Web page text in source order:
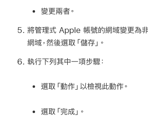
變更兩者。
將管理式 Apple 帳號的網域變更為
網域，然後選取「儲存」。
執行下列其中一項步驟：
選取「動作」以檢視此動作。
選取「完成」。